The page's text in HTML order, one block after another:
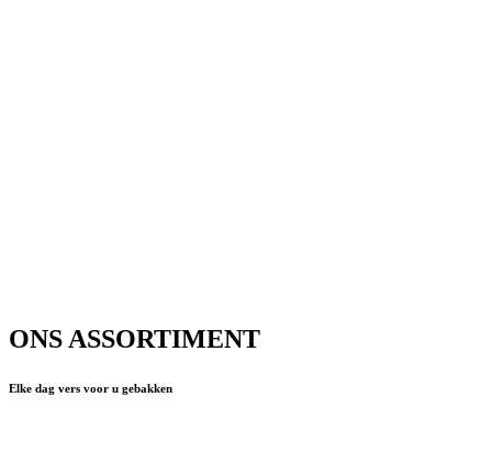
ONS ASSORTIMENT
Elke dag vers voor u gebakken